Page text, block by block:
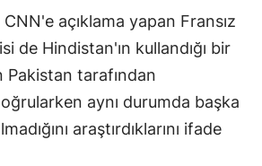
Kırklareli
Kırşehir
Kocaeli
Konya
açıklama yapan Fransız
de Hindistan'ın kullandığı bir
Pakistan tarafından
aynı durumda başka
araştırdıklarını ifade